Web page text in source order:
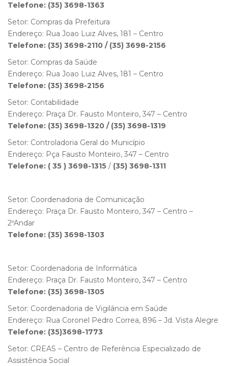
Telefone: (35) 3698-1363
Setor: Compras da Prefeitura
Endereço: Rua Joao Luiz Alves, 181 – Centro
Telefone: (35) 3698-2110 / (35) 3698-2156
Setor: Compras da Saúde
Endereço: Rua Joao Luiz Alves, 181 – Centro
Telefone: (35) 3698-2156
Setor: Contabilidade
Endereço: Praça Dr. Fausto Monteiro, 347 – Centro
Telefone: (35) 3698-1320 / (35) 3698-1319
Setor: Controladoria Geral do Município
Endereço: Pça Fausto Monteiro, 347 – Centro
Telefone: ( 35 ) 3698-1315 / (35) 3698-1311
Setor: Coordenadoria de Comunicação
Endereço: Praça Dr. Fausto Monteiro, 347 – Centro –
2ºAndar
Telefone: (35) 3698-1303
Setor: Coordenadoria de Informática
Endereço: Praça Dr. Fausto Monteiro, 347 – Centro
Telefone: (35) 3698-1305
Setor: Coordenadoria de Vigilância em Saúde
Endereço: Rua Coronel Pedro Correa, 896 – Jd. Vista Alegre
Telefone: (35)3698-1773
Setor: CREAS – Centro de Referência Especializado de
Assistência Social